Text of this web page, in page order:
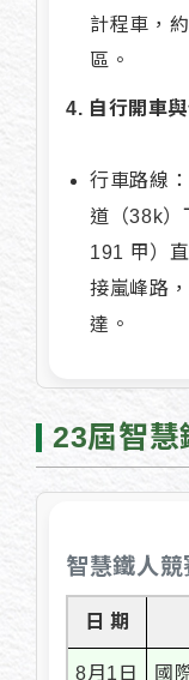
計程車，
區。
4. 自行開車
行車路線
道（38k）
191 甲）
接嵐峰路
達。
23屆智慧
智慧鐵人
日 期
8月1日 國